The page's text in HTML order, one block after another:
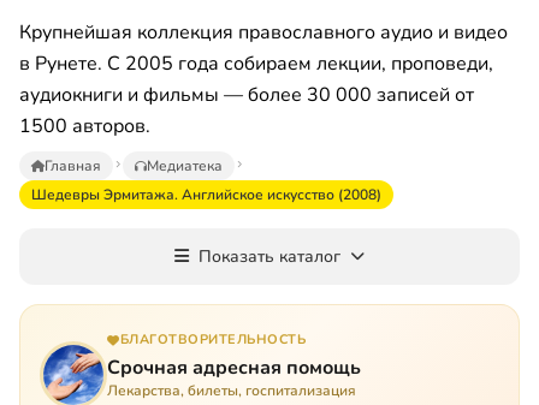
Крупнейшая коллекция православного аудио и видео
в Рунете. С 2005 года собираем лекции, проповеди,
аудиокниги и фильмы — более 30 000 записей от
1500 авторов.
Главная
Медиатека
Шедевры Эрмитажа. Английское искусство (2008)
Показать каталог
БЛАГОТВОРИТЕЛЬНОСТЬ
Срочная адресная помощь
Лекарства, билеты, госпитализация